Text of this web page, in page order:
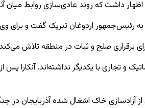
داشت که روند عادی‌سازی روابط میان
به رئیس‌جمهور اردوغان تبریک گفت و برای
برای برقراری صلح و ثبات در منطقه تلاش
و تجاری با یکدیگر نداشته‌اند.
آزادسازی خاک اشغال شده آذربایجان در